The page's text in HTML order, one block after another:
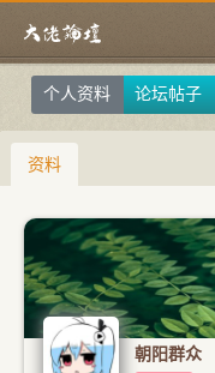
个人资料 论坛帖子
资料
朝阳群众